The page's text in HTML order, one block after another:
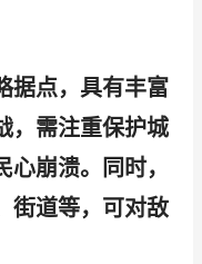
据点，具有丰富
，需注重保护城
崩溃。同时，
街道等，可对敌